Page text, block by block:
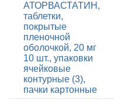
АТОРВАСТАТИН,
таблетки,
покрытые
пленочной
оболочкой, 20 мг
10 шт., упаковки
ячейковые
контурные (3),
пачки картонные